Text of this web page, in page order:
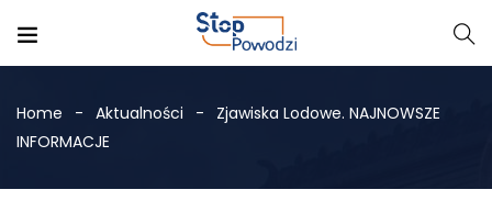
Home Aktualności
Zjawiska Lodowe. NAJNOWSZE
INFORMACJE